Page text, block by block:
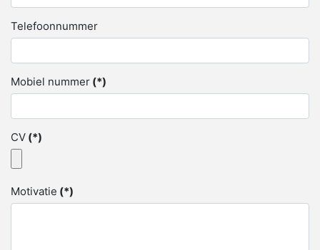
Telefoonnummer
Mobiel nummer (*)
CV (*)
Motivatie (*)